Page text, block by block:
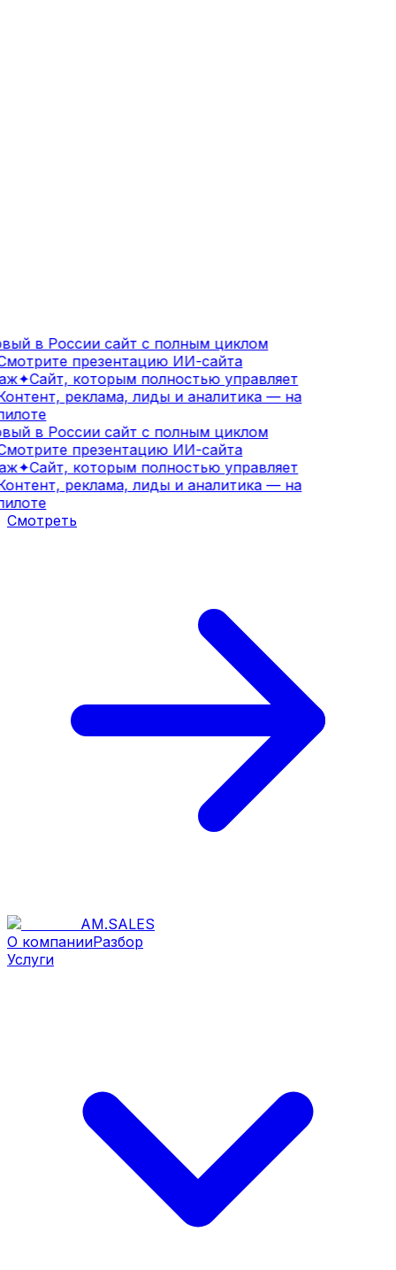
в России сайт с полным циклом
презентацию ИИ-сайта
✦Сайт, которым полностью управляет
реклама, лиды и аналитика — на
в России сайт с полным циклом
презентацию ИИ-сайта
✦Сайт, которым полностью управляет
реклама, лиды и аналитика — на
Смотреть
AM.SALES
О компанииРазбор
Услуги